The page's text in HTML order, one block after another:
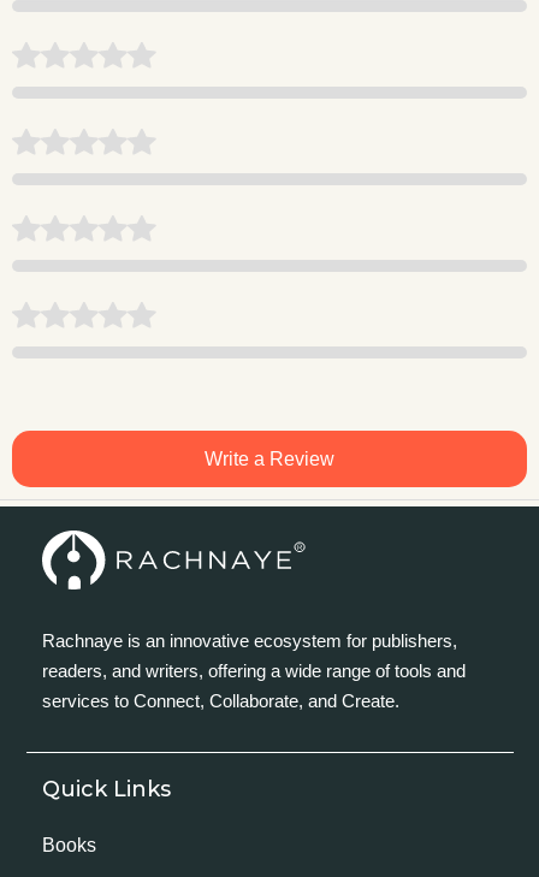
Write a Review
Rachnaye is an innovative ecosystem for publishers,
readers, and writers, offering a wide range of tools and
services to Connect, Collaborate, and Create.
Quick Links
Books